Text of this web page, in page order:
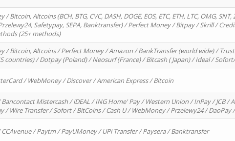
Bitcoin, Altcoins (BCH, BTG, CVC, DASH, DOGE, EOS, ETC, ETH, LTC, OMG,
Safetypay, SEPA, Banktransfer) / Perfect Money / Bitpay / Skrill /
(25+ methods)
/ Bitcoin, Altcoins / Perfect Money / Amazon / BankTransfer (world wide) /
countries) / Dotpay (Poland) / Neosurf (France) / Bitcash ( Japan) / Ideal /
/ WebMoney / Discover / American Express / Bitcoin
Mistercash / iDEAL / ING Home' Pay / Western Union / InPay / JCB /
/ Wire Transfer / Sofort / BitCoins / Cash U / WebMoney / Przelewy24 / DaoPay
/ Paytm / PayUMoney / UPi Transfer / Paysera / Banktransfer